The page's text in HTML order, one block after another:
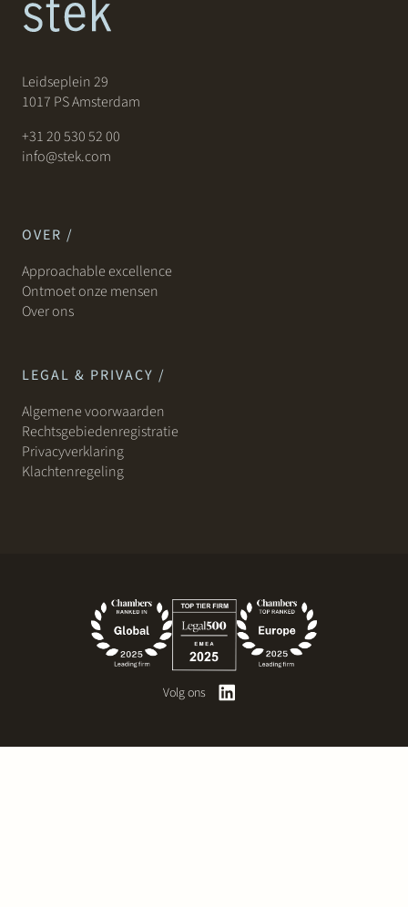
Leidseplein 29
1017 PS Amsterdam
+31 20 530 52 00
info@stek.com
OVER /
Approachable excellence
Ontmoet onze mensen
Over ons
LEGAL & PRIVACY /
Algemene voorwaarden
Rechtsgebiedenregistratie
Privacyverklaring
Klachtenregeling
Volg ons